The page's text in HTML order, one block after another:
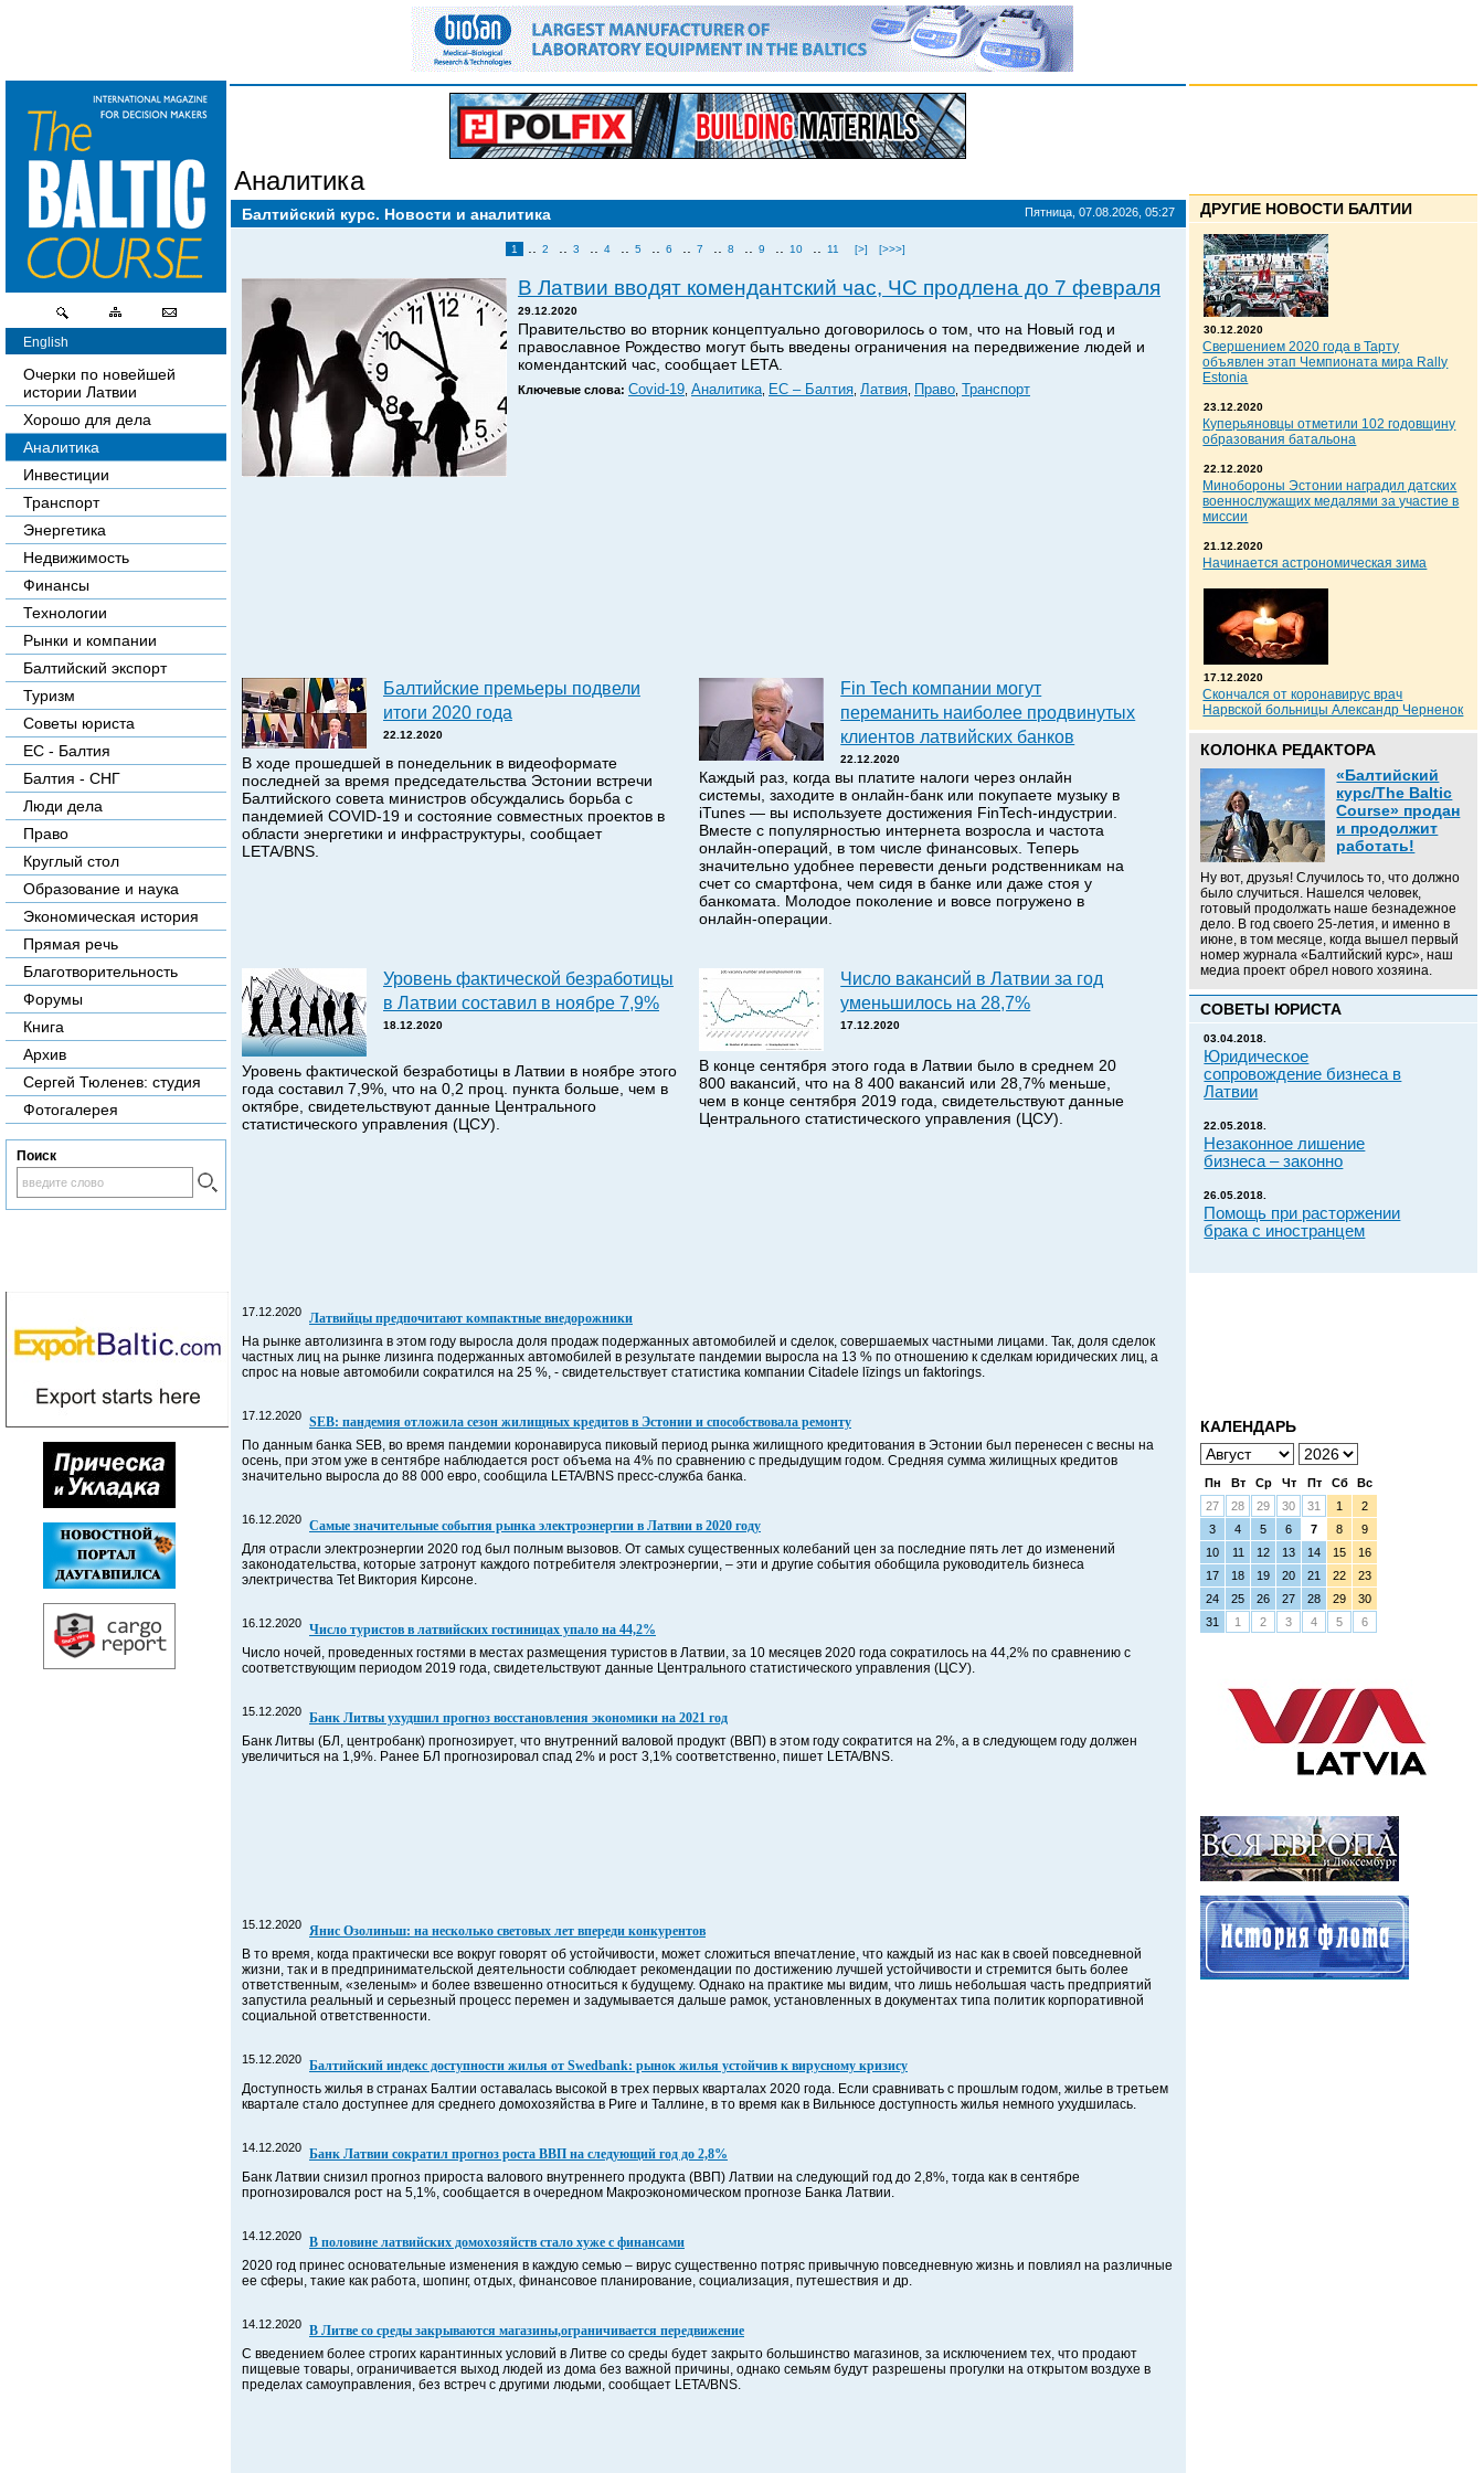
Аналитика
Балтийский курс. Новости и аналитика Пятница, 07.08.2026, 05:27
1 2 3 4 5 6 7 8 9 10 11 [>] [>>>]
В Латвии вводят комендантский час, ЧС продлена до 7 февраля
29.12.2020
Правительство во вторник концептуально договорилось о том, что на Новый год и
православное Рождество могут быть введены ограничения на передвижение людей и
комендантский час, сообщает LETA.
Ключевые слова: Covid-19 Аналитика ЕС – Балтия Латвия Право Транспорт
Балтийские премьеры подвели
итоги 2020 года
22.12.2020
В ходе прошедшей в понедельник в видеоформате
последней за время председательства Эстонии встречи
Балтийского совета министров обсуждались борьба с
пандемией COVID-19 и состояние совместных проектов в
области энергетики и инфраструктуры, сообщает
LETA/BNS.
Fin Tech компании могут
переманить наиболее продвинутых
клиентов латвийских банков
22.12.2020
Каждый раз, когда вы платите налоги через онлайн
системы, заходите в онлайн-банк или покупаете музыку в
iTunes — вы используете достижения FinTech-индустрии.
Вместе с популярностью интернета возросла и частота
онлайн-операций, в том числе финансовых. Теперь
значительно удобнее перевести деньги родственникам на
счет со смартфона, чем сидя в банке или даже стоя у
банкомата. Молодое поколение и вовсе погружено в
онлайн-операции.
Уровень фактической безработицы
в Латвии составил в ноябре 7,9%
18.12.2020
Уровень фактической безработицы в Латвии в ноябре этого
года составил 7,9%, что на 0,2 проц. пункта больше, чем в
октябре, свидетельствуют данные Центрального
статистического управления (ЦСУ).
Число вакансий в Латвии за год
уменьшилось на 28,7%
17.12.2020
В конце сентября этого года в Латвии было в среднем 20
800 вакансий, что на 8 400 вакансий или 28,7% меньше,
чем в конце сентября 2019 года, свидетельствуют данные
Центрального статистического управления (ЦСУ).
17.12.2020 Латвийцы предпочитают компактные внедорожники
На рынке автолизинга в этом году выросла доля продаж подержанных автомобилей и сделок, совершаемых частными лицами. Так, доля сделок
частных лиц на рынке лизинга подержанных автомобилей в результате пандемии выросла на 13 % по отношению к сделкам юридических лиц, а
спрос на новые автомобили сократился на 25 %, - свидетельствует статистика компании Citadele līzings un faktorings.
17.12.2020 SEB: пандемия отложила сезон жилищных кредитов в Эстонии и способствовала ремонту
По данным банка SEB, во время пандемии коронавируса пиковый период рынка жилищного кредитования в Эстонии был перенесен с весны на
осень, при этом уже в сентябре наблюдается рост объема на 4% по сравнению с предыдущим годом. Средняя сумма жилищных кредитов
значительно выросла до 88 000 евро, сообщила LETA/BNS пресс-служба банка.
16.12.2020 Самые значительные события рынка электроэнергии в Латвии в 2020 году
Для отрасли электроэнергии 2020 год был полным вызовов. От самых существенных колебаний цен за последние пять лет до изменений
законодательства, которые затронут каждого потребителя электроэнергии, – эти и другие события обобщила руководитель бизнеса
электричества Tet Виктория Кирсоне.
16.12.2020 Число туристов в латвийских гостиницах упало на 44,2%
Число ночей, проведенных гостями в местах размещения туристов в Латвии, за 10 месяцев 2020 года сократилось на 44,2% по сравнению с
соответствующим периодом 2019 года, свидетельствуют данные Центрального статистического управления (ЦСУ).
15.12.2020 Банк Литвы ухудшил прогноз восстановления экономики на 2021 год
Банк Литвы (БЛ, центробанк) прогнозирует, что внутренний валовой продукт (ВВП) в этом году сократится на 2%, а в следующем году должен
увеличиться на 1,9%. Ранее БЛ прогнозировал спад 2% и рост 3,1% соответственно, пишет LETA/BNS.
15.12.2020 Янис Озолиньш: на несколько световых лет впереди конкурентов
В то время, когда практически все вокруг говорят об устойчивости, может сложиться впечатление, что каждый из нас как в своей повседневной
жизни, так и в предпринимательской деятельности соблюдает рекомендации по достижению лучшей устойчивости и стремится быть более
ответственным, «зеленым» и более взвешенно относиться к будущему. Однако на практике мы видим, что лишь небольшая часть предприятий
запустила реальный и серьезный процесс перемен и задумывается дальше рамок, установленных в документах типа политик корпоративной
социальной ответственности.
15.12.2020 Балтийский индекс доступности жилья от Swedbank: рынок жилья устойчив к вирусному кризису
Доступность жилья в странах Балтии оставалась высокой в трех первых кварталах 2020 года. Если сравнивать с прошлым годом, жилье в третьем
квартале стало доступнее для среднего домохозяйства в Риге и Таллине, в то время как в Вильнюсе доступность жилья немного ухудшилась.
14.12.2020 Банк Латвии сократил прогноз роста ВВП на следующий год до 2,8%
Банк Латвии снизил прогноз прироста валового внутреннего продукта (ВВП) Латвии на следующий год до 2,8%, тогда как в сентябре
прогнозировался рост на 5,1%, сообщается в очередном Макроэкономическом прогнозе Банка Латвии.
14.12.2020 В половине латвийских домохозяйств стало хуже с финансами
2020 год принес основательные изменения в каждую семью – вирус существенно потряс привычную повседневную жизнь и повлиял на различные
ее сферы, такие как работа, шопинг, отдых, финансовое планирование, социализация, путешествия и др.
14.12.2020 В Литве со среды закрываются магазины,ограничивается передвижение
С введением более строгих карантинных условий в Литве со среды будет закрыто большинство магазинов, за исключением тех, что продают
пищевые товары, ограничивается выход людей из дома без важной причины, однако семьям будут разрешены прогулки на открытом воздухе в
пределах самоуправления, без встреч с другими людьми, сообщает LETA/BNS.
English
Очерки по новейшей
истории Латвии
Хорошо для дела
Аналитика
Инвестиции
Транспорт
Энергетика
Недвижимость
Финансы
Технологии
Рынки и компании
Балтийский экспорт
Туризм
Советы юриста
ЕС - Балтия
Балтия - СНГ
Люди дела
Право
Круглый стол
Образование и наука
Экономическая история
Прямая речь
Благотворительность
Форумы
Книга
Архив
Сергей Тюленев: студия
Фотогалерея
Поиск
ДРУГИЕ НОВОСТИ БАЛТИИ
30.12.2020
Свершением 2020 года в Тарту
объявлен этап Чемпионата мира Rally
Estonia
23.12.2020
Куперьяновцы отметили 102 годовщину
образования батальона
22.12.2020
Минобороны Эстонии наградил датских
военнослужащих медалями за участие в
миссии
21.12.2020
Начинается астрономическая зима
17.12.2020
Скончался от коронавирус врач
Нарвской больницы Александр Черненок
КОЛОНКА РЕДАКТОРА
«Балтийский
курс/The Baltic
Course» продан
и продолжит
работать!
Ну вот, друзья! Случилось то, что должно
было случиться. Нашелся человек,
готовый продолжать наше безнадежное
дело. В год своего 25-летия, и именно в
июне, в том месяце, когда вышел первый
номер журнала «Балтийский курс», наш
медиа проект обрел нового хозяина.
СОВЕТЫ ЮРИСТА
03.04.2018.
Юридическое
сопровождение бизнеса в
Латвии
22.05.2018.
Незаконное лишение
бизнеса – законно
26.05.2018.
Помощь при расторжении
брака с иностранцем
КАЛЕНДАРЬ
Пн Вт Ср Чт Пт Сб
Вс
27
28 29 30 31 1
2
3
4 5 6 7 8
9
10
11 12 13 14 15
16
17
18 19 20 21 22
23
24
25 26 27 28 29
30
31
1 2 3 4 5 6